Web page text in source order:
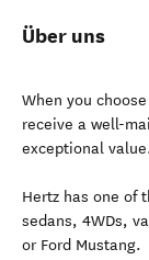
Über uns
When you
receive a well-
exceptional
Hertz has one of
sedans, 4WDs,
or Ford Mustang.